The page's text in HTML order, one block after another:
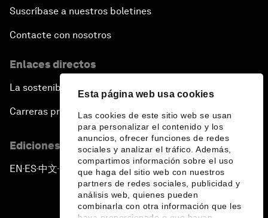
Esta página web usa cookies
Las cookies de este sitio web se usan
para personalizar el contenido y los
anuncios, ofrecer funciones de redes
sociales y analizar el tráfico. Además,
compartimos información sobre el uso
que haga del sitio web con nuestros
partners de redes sociales, publicidad y
análisis web, quienes pueden
combinarla con otra información que les
Suscríbase a nuestros boletines
Contacte con nosotros
Enlaces directos
La sostenibilidad en el Foro
Carreras profesionales
Ediciones en otros idiomas
EN ▪ES▪中文▪ 日本語